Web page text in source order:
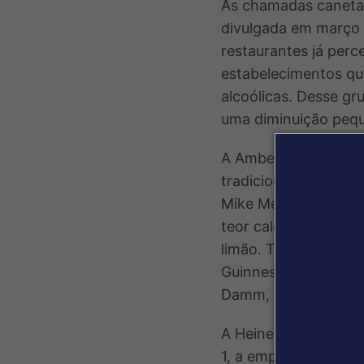
As chamadas
divulgada em
restaurantes já
estabelecimentos
alcoólicas. Desse
uma diminuição
A Ambev não está
tradicionais quanto
Mike Meldman,
teor calórico. As
limão. Tom Holland
Guinness 0.0, a
Damm, pioneira no
A Heineken
1, a empresa